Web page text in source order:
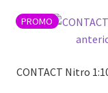
PROMO
CONTACT Nitro